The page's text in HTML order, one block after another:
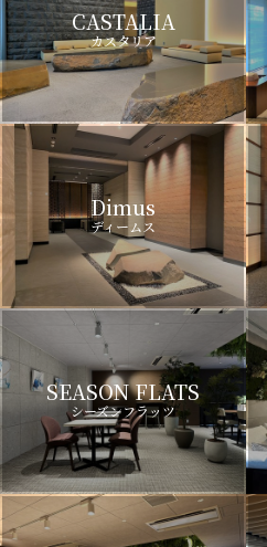
CASTALIA
カスタリア
Dimus
ディームス
SEASON FLATS
シーズンフラッツ